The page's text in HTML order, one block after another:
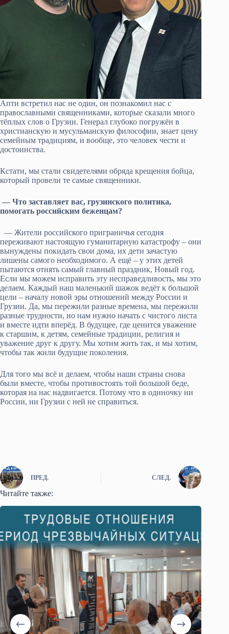
Апти встретил нас не один, он познакомил нас с
православными священниками, которые сказали много
тёплых слов о Грузии. Генерал глубоко погружён в
христианскую и мусульманскую философии, знает цену
семейным традициям, и вообще, это человек чести и
достоинства.
Кстати, мы стали свидетелями обряда крещения бойца,
который провели те самые священники.
— Что заставляет вас, грузинского политика,
помогать российским беженцам?
— Жители российского приграничья сегодня
переживают настоящую гуманитарную катастрофу – они
вынуждены покидать свои дома, их дети зачастую
лишены самого необходимого. А ещё – у этих детей
пытаются отнять самый главный праздник, Новый год.
Если мы можем исправить эту несправедливость, мы это
делаем. Каждый наш маленький шажок ведёт к большой
цели – началу новой эры отношений между России и
Грузии. Да, мы пережили разные времена, мы пережили
разные трудности, но нам нужно начать с чистого листа
и вместе идти вперёд. В будущее, где ценится уважение
к старшим, к детям, семейные традиции, религия и
уважение друг к другу. Мы хотим жить так, и мы хотим,
чтобы так жили будущие поколения.
Для того мы всё и делаем, чтобы наши страны снова
были вместе, чтобы противостоять той большой беде,
которая на нас надвигается. Потому что в одиночку ни
России, ни Грузии с ней не справиться.
ПРЕД. СЛЕД.
Читайте также: